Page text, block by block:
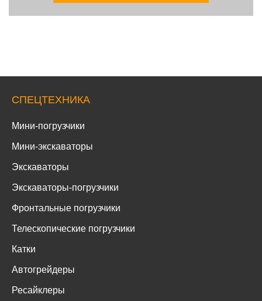
СПЕЦТЕХНИКА
Мини-погрузчики
Мини-экскаваторы
Экскаваторы
Экскаваторы-погрузчики
Фронтальные погрузчики
Телескопические погрузчики
Катки
Автогрейдеры
Ресайклеры